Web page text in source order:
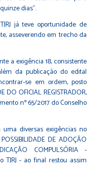
dias".
já teve oportunidade de
asseverendo em trecho da
a exigência 18, consistente
da publicação do edital
se em ordem, posto
DO OFICIAL REGISTRADOR,
nº 65/2017 do Conselho
diversas exigências no
DE ADOÇÃO
COMPULSÓRIA -
- ao final restou assim